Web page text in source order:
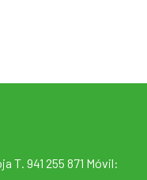
T. 941 255 871 Móvil: